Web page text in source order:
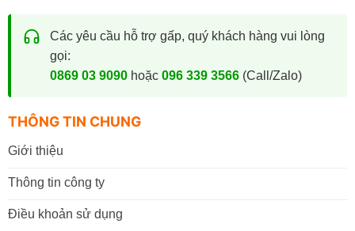
Các yêu cầu hỗ trợ gấp, quý khách hàng vui lòng
gọi:
0869 03 9090hoặc 096 339 3566(Call/Zalo)
THÔNG TIN CHUNG
Giới thiệu
Thông tin công ty
Điều khoản sử dụng